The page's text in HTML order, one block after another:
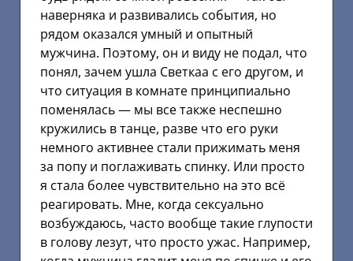
наверняка и развивались события, но
рядом оказался умный и опытный
мужчина. Поэтому, он и виду не подал, что
понял, зачем ушла Светкаа с его другом, и
что ситуация в комнате принципиально
поменялась — мы все также неспешно
кружились в танце, разве что его руки
немного активнее стали прижимать меня
за попу и поглаживать спинку. Или просто
я стала более чувствительно на это всё
реагировать. Мне, когда сексуально
возбуждаюсь, часто вообще такие глупости
в голову лезут, что просто ужас. Например,